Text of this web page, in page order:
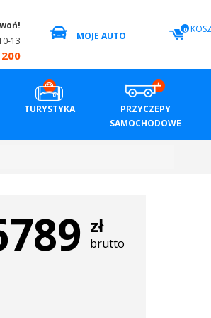
13
MOJE AUTO
0
TURYSTYKA
PRZYCZEPY
SAMOCHODOWE
zł
brutto